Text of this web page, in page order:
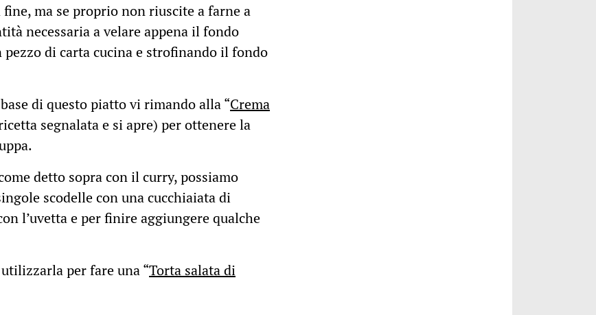
fine, ma se proprio non riuscite a farne a
necessaria a velare appena il fondo
di carta cucina e strofinando il fondo
di questo piatto vi rimando alla “Crema
segnalata e si apre) per ottenere la
detto sopra con il curry, possiamo
scodelle con una cucchiaiata di
l’uvetta e per finire aggiungere qualche
per fare una “Torta salata di